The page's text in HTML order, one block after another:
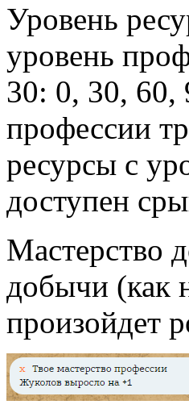
Уровень
уровень
30: 0, 30, 60,
профессии
ресурсы с
доступен
Мастерство
добычи (как
произойдет